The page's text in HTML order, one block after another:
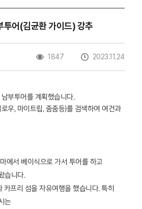
투어(김균환 가이드) 강추
1847 2023.11.24
부투어를 계획했습니다.
우, 마이트립, 줌줌등)를 검색하여 여건과
에서 베이식으로 가서 투어를 하고
습니다.
카프리 섬을 자유여행을 했습니다. 특히
는